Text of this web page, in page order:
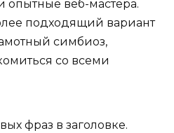
опытные веб-мастера.
подходящий вариант
симбиоз,
со всеми
фраз в заголовке.